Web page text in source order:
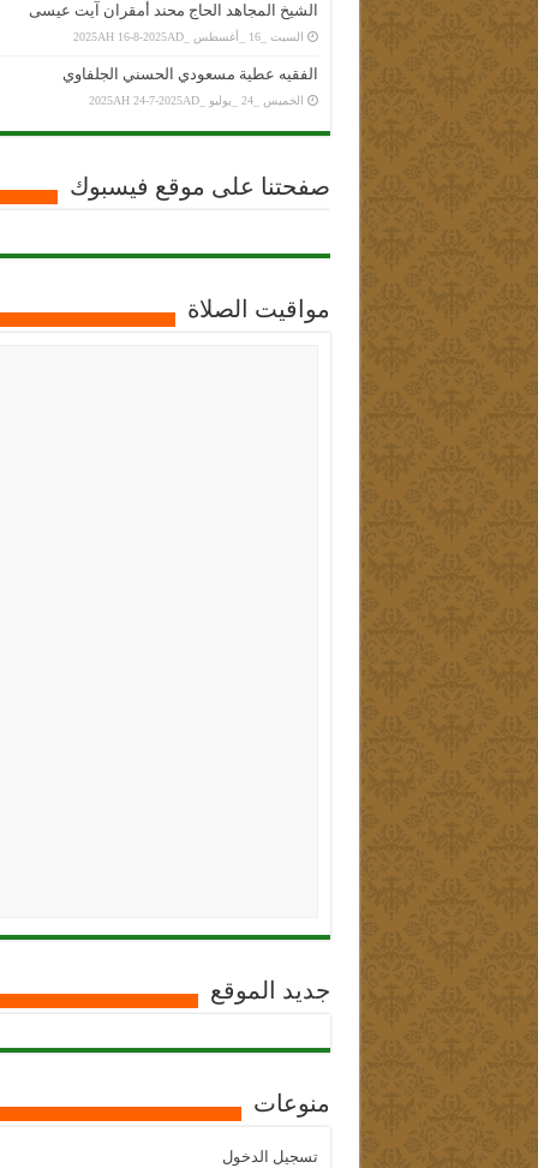
الشيخ المجاهد الحاج محند أمقران آيت عيسى
السبت _16 _أغسطس _2025AH 16-8-2025AD
الفقيه عطية مسعودي الحسني الجلفاوي
الخميس _24 _يوليو _2025AH 24-7-2025AD
صفحتنا على موقع فيسبوك
مواقيت الصلاة
جديد الموقع
منوعات
تسجيل الدخول